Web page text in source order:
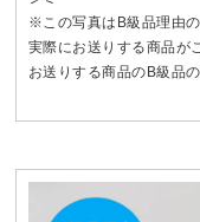
※この写真はB級品理由の
実際にお送りする商品が
お送りする商品のB級品